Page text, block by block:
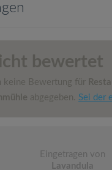
bewertet
keine Bewertung für
abgegeben. Sei der
Eingetragen von
Lavandula